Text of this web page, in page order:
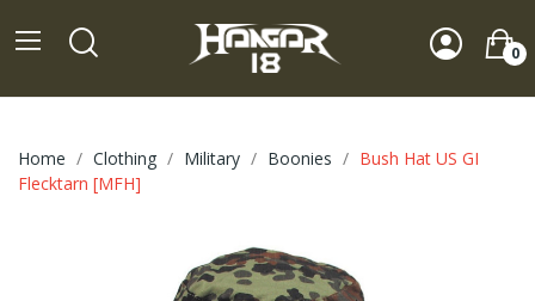
0
Home Clothing Military Boonies
Bush Hat US GI
Flecktarn [MFH]